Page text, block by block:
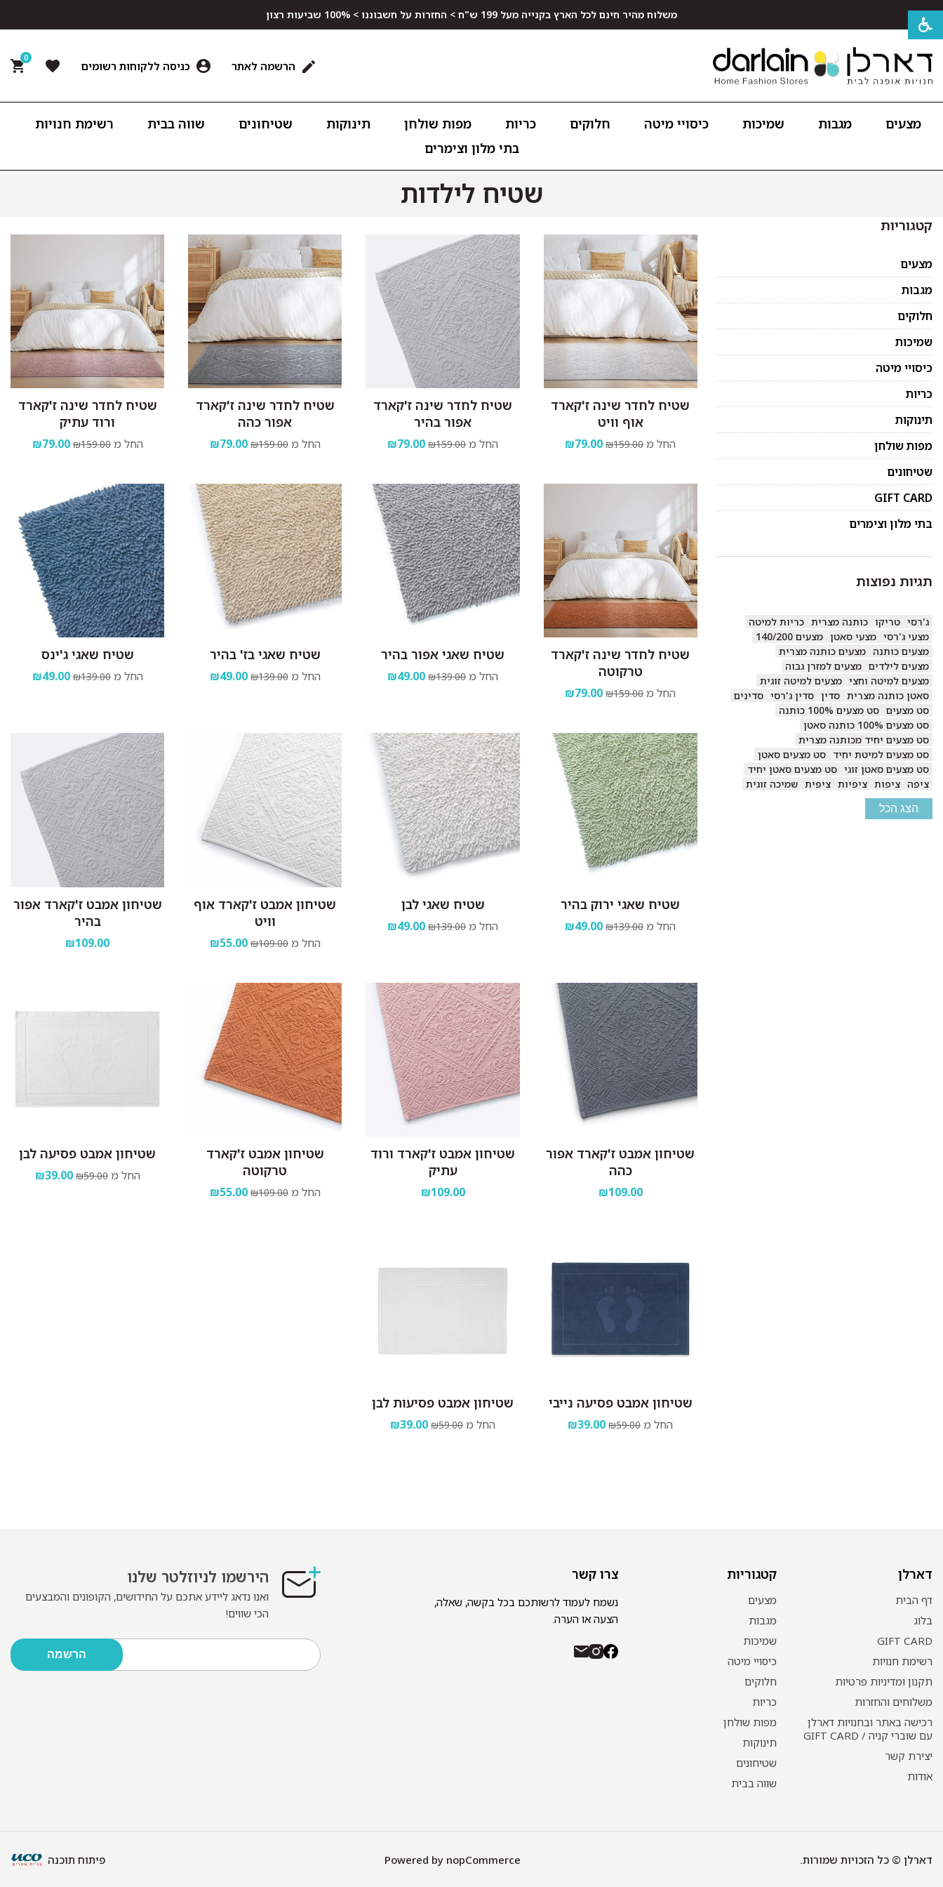
משלוח מהיר חינם לכל הארץ בקנייה מעל 199 ש"ח > החזרות על חשבוננו > 100% שביעות רצון
הרשמה לאתר כניסה ללקוחות רשומים
0
מצעים מגבות שמיכות כיסויי מיטה חלוקים כריות מפות שולחן תינוקות שטיחונים שווה בבית
רשימת חנויות
בתי מלון וצימרים
שטיח לילדות
שטיח לחדר שינה ז'קארד
אוף וויט
החל מ ₪159.00
₪79.00
שטיח לחדר שינה ז'קארד
אפור בהיר
החל מ ₪159.00
₪79.00
שטיח לחדר שינה ז'קארד
אפור כהה
החל מ ₪159.00
₪79.00
שטיח לחדר שינה ז'קארד
ורוד עתיק
החל מ ₪159.00
₪79.00
שטיח לחדר שינה ז'קארד
טרקוטה
החל מ ₪159.00
₪79.00
שטיח שאגי אפור בהיר
החל מ ₪139.00
₪49.00
שטיח שאגי בז' בהיר
החל מ ₪139.00
₪49.00
שטיח שאגי ג'ינס
החל מ ₪139.00
₪49.00
שטיח שאגי ירוק בהיר
החל מ ₪139.00
₪49.00
שטיח שאגי לבן
החל מ ₪139.00
₪49.00
שטיחון אמבט ז'קארד אוף
וויט
החל מ ₪109.00
₪55.00
שטיחון אמבט ז'קארד אפור
בהיר
₪109.00
שטיחון אמבט ז'קארד אפור
כהה
₪109.00
שטיחון אמבט ז'קארד ורוד
עתיק
₪109.00
שטיחון אמבט ז'קארד
טרקוטה
החל מ ₪109.00
₪55.00
שטיחון אמבט פסיעה לבן
החל מ ₪59.00
₪39.00
שטיחון אמבט פסיעה נייבי
החל מ ₪59.00
₪39.00
שטיחון אמבט פסיעות לבן
החל מ ₪59.00
₪39.00
קטגוריות
מצעים
מגבות
חלוקים
שמיכות
כיסויי מיטה
כריות
תינוקות
מפות שולחן
שטיחונים
GIFT CARD
בתי מלון וצימרים
תגיות נפוצות
ג'רסי טריקו כותנה מצרית כריות למיטה
מצעי ג'רסי מצעי סאטן מצעים 140/200
מצעים כותנה מצעים כותנה מצרית
מצעים לילדים מצעים למזרן גבוה
מצעים למיטה וחצי מצעים למיטה זוגית
סאטן כותנה מצרית סדין סדין ג'רסי סדינים
סט מצעים סט מצעים 100% כותנה
סט מצעים 100% כותנה סאטן
סט מצעים יחיד מכותנה מצרית
סט מצעים למיטת יחיד סט מצעים סאטן
סט מצעים סאטן זוגי סט מצעים סאטן יחיד
ציפה ציפות ציפיות ציפית שמיכה זוגית
הצג הכל
דארלן
דף הבית
בלוג
GIFT CARD
רשימת חנויות
תקנון ומדיניות פרטיות
משלוחים והחזרות
רכישה באתר ובחנויות דארלן
עם שוברי קניה / GIFT CARD
יצירת קשר
אודות
קטגוריות
מצעים
מגבות
שמיכות
כיסויי מיטה
חלוקים
כריות
מפות שולחן
תינוקות
שטיחונים
שווה בבית
צרו קשר
נשמח לעמוד לרשותכם בכל בקשה, שאלה,
הצעה או הערה.
הירשמו לניוזלטר שלנו
ואנו נדאג ליידע אתכם על החידושים, הקופונים והמבצעים
הכי שווים!
דארלן © כל הזכויות שמורות. Powered by nopCommerce פיתוח תוכנה